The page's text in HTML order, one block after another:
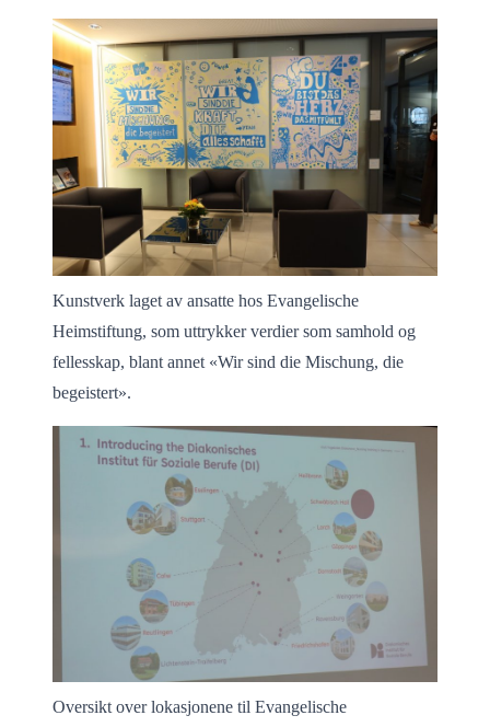
Kunstverk laget av ansatte hos Evangelische
Heimstiftung, som uttrykker verdier som samhold og
fellesskap, blant annet «Wir sind die Mischung, die
begeistert».
Oversikt over lokasjonene til Evangelische